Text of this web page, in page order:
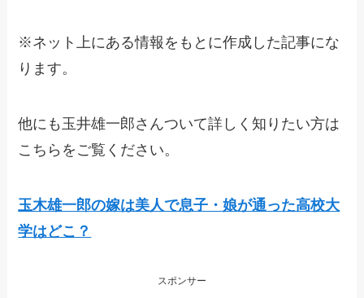
※ネット上にある情報をもとに作成した記事にな
ります。
他にも玉井雄一郎さんついて詳しく知りたい方は
こちらをご覧ください。
玉木雄一郎の嫁は美人で息子・娘が通った高校大
学はどこ？
スポンサー